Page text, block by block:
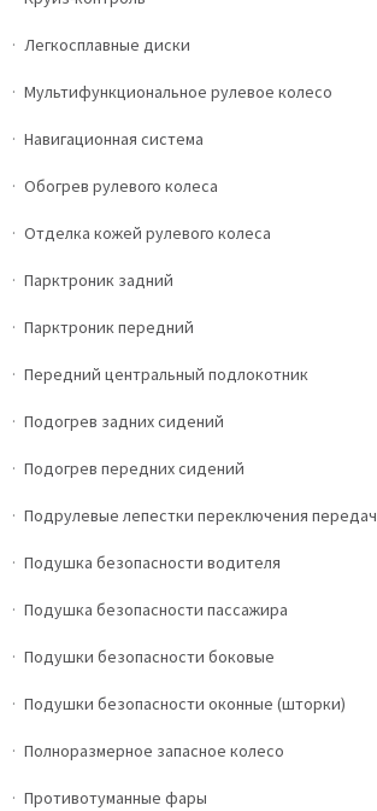
Легкосплавные диски
Мультифункциональное рулевое колесо
Навигационная система
Обогрев рулевого колеса
Отделка кожей рулевого колеса
Парктроник задний
Парктроник передний
Передний центральный подлокотник
Подогрев задних сидений
Подогрев передних сидений
Подрулевые лепестки переключения передач
Подушка безопасности водителя
Подушка безопасности пассажира
Подушки безопасности боковые
Подушки безопасности оконные (шторки)
Полноразмерное запасное колесо
Противотуманные фары